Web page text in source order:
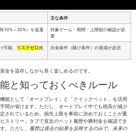
主な条件
:10%～20%）を返還
対象ゲーム・期間・上限額の確認が必
要
可能、 リスクゼロ挑
出金条件（賭け条件）の達成が必須
金を温存しながら長く楽しめるのです。
と知っておくべきルール
能として「オートプレイ」と「クイックベット」を活用
間が省けます。ただし、オートプレイ中でも残高が減少
されているため、損失上限を事前に決めておくことが重
ストリー」タブで直近のベット履歴や勝利金を確認でき
。
ただし、履歴は過去の結果を反映するのみで、未来の